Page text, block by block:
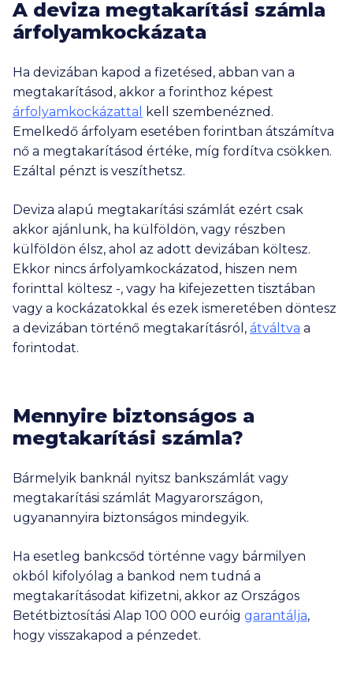
A deviza megtakarítási számla
árfolyamkockázata
Ha devizában kapod a fizetésed, abban van a
megtakarításod, akkor a forinthoz képest
árfolyamkockázattal
kell szembenézned.
Emelkedő árfolyam esetében forintban átszámítva
nő a megtakarításod értéke, míg fordítva csökken.
Ezáltal pénzt is veszíthetsz.
Deviza alapú megtakarítási számlát ezért csak
akkor ajánlunk, ha külföldön, vagy részben
külföldön élsz, ahol az adott devizában költesz.
Ekkor nincs árfolyamkockázatod, hiszen nem
forinttal költesz -, vagy ha kifejezetten tisztában
vagy a kockázatokkal és ezek ismeretében döntesz
a devizában történő megtakarításról, átváltva a
forintodat.
Mennyire biztonságos a
megtakarítási számla?
Bármelyik banknál nyitsz bankszámlát vagy
megtakarítási számlát Magyarországon,
ugyanannyira biztonságos mindegyik.
Ha esetleg bankcsőd történne vagy bármilyen
okból kifolyólag a bankod nem tudná a
megtakarításodat kifizetni, akkor az Országos
Betétbiztosítási Alap 100 000 euróig garantálja,
hogy visszakapod a pénzedet.